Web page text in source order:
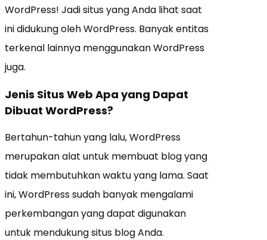
WordPress! Jadi situs yang Anda lihat saat
ini didukung oleh WordPress. Banyak entitas
terkenal lainnya menggunakan WordPress
juga.
Jenis Situs Web Apa yang Dapat
Dibuat WordPress?
Bertahun-tahun yang lalu, WordPress
merupakan alat untuk membuat blog yang
tidak membutuhkan waktu yang lama. Saat
ini, WordPress sudah banyak mengalami
perkembangan yang dapat digunakan
untuk mendukung situs blog Anda.